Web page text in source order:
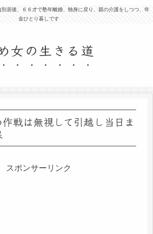
居後、６６才で塾年離婚、独身に戻り、親の介護をしつつ、年
金ひとり暮しです
女の生きる道
戦は無視して引越し当日ま
スポンサーリンク